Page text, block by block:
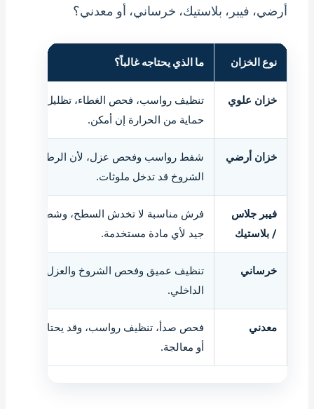
أرضي، فيبر، بلاستيك، خرساني، أو معدني؟
نوع الخزان ما الذي يحتاجه غالباً؟
خزان علوي
تنظيف رواسب، فحص الغطاء، تظليل أو
حماية من الحرارة إن أمكن.
خزان أرضي
شفط رواسب وفحص عزل، لأن الرطوبة أو
الشروخ قد تدخل ملوثات.
فيبر جلاس
/ بلاستيك
فرش مناسبة لا تخدش السطح، وشطف
جيد لأي مادة مستخدمة.
خرساني
تنظيف عميق وفحص الشروخ والعزل
الداخلي.
معدني
فحص صدأ، تنظيف رواسب، وقد يحتاج عزل
أو معالجة.